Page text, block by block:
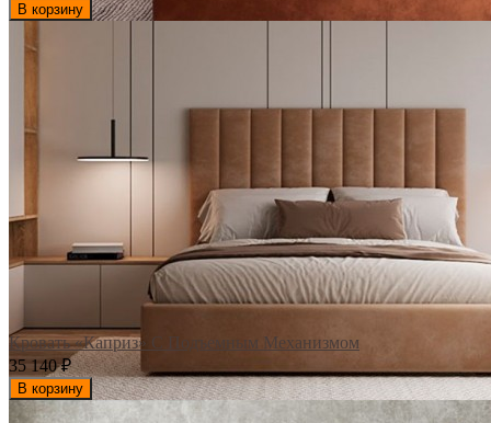
В корзину
Кровать «Каприз» С Подъемным Механизмом
35 140₽
В корзину